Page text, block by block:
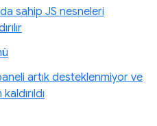
sahip JS nesneleri
artık desteklenmiyor ve